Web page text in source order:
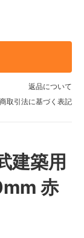
返品について
取引法に基づく表記
建築用
赤